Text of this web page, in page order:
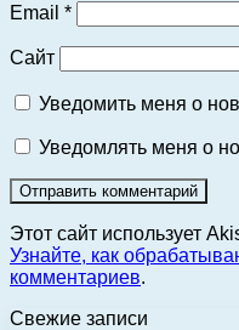
Email *
Сайт
Уведомить меня о
Уведомлять меня о
Этот сайт использует
Узнайте, как
комментариев.
Свежие записи